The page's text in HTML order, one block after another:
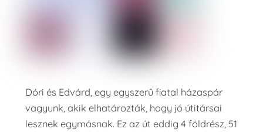
Dóri és Edvárd, egy egyszerű fiatal házaspár
vagyunk, akik elhatározták, hogy jó útitársai
lesznek egymásnak. Ez az út eddig 4 földrész, 51